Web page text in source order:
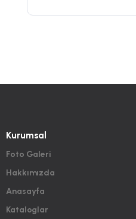
Kurumsal
Foto Galeri
Hakkımızda
Anasayfa
Kataloglar